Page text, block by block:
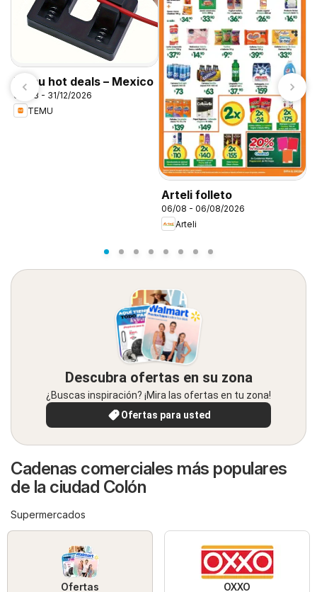
Temu hot deals – Mexico
06/08 - 31/12/2026
TEMU
Arteli folleto
06/08 - 06/08/2026
Arteli
Descubra ofertas en su zona
¿Buscas inspiración? ¡Mira las ofertas en tu zona!
Ofertas para usted
Cadenas comerciales más populares
de la ciudad Colón
Supermercados
Ofertas OXXO